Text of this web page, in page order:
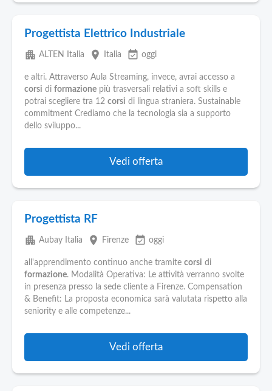
Progettista Elettrico Industriale
apartment ALTEN Italia place Italia event_available oggi
e altri. Attraverso Aula Streaming, invece, avrai accesso a
corsi di formazione più trasversali relativi a soft skills e
potrai scegliere tra 12 corsi di lingua straniera. Sustainable
commitment Crediamo che la tecnologia sia a supporto
dello sviluppo...
Vedi offerta
Progettista RF
apartment Aubay Italia place Firenze event_available oggi
all'apprendimento continuo anche tramite corsi di
formazione. Modalità Operativa: Le attività verranno svolte
in presenza presso la sede cliente a Firenze. Compensation
& Benefit: La proposta economica sarà valutata rispetto alla
seniority e alle competenze...
Vedi offerta